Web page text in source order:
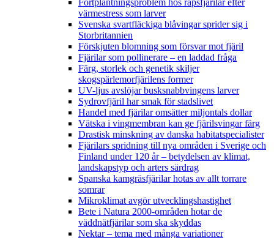
värmestress som larver
Svenska svartfläckiga blåvingar sprider sig i
Storbritannien
Förskjuten blomning som försvar mot fjäril
Fjärilar som pollinerare – en laddad fråga
Färg, storlek och genetik skiljer
skogspärlemorfjärilens former
UV-ljus avslöjar busksnabbvingens larver
Sydrovfjäril har smak för stadslivet
Handel med fjärilar omsätter miljontals dollar
Vätska i vingmembran kan ge fjärilsvingar färg
Drastisk minskning av danska habitatspecialister
Fjärilars spridning till nya områden i Sverige och
Finland under 120 år– betydelsen av klimat,
landskapstyp och arters särdrag
Spanska kamgräsfjärilar hotas av allt torrare
somrar
Mikroklimat avgör utvecklingshastighet
Bete i Natura 2000-områden hotar de
väddnätfjärilar som ska skyddas
Nektar – tema med många variationer